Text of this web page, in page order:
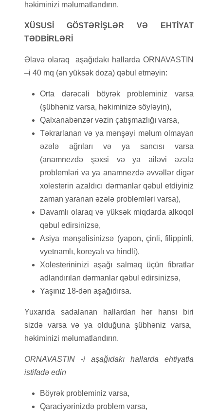
həkiminizi məlumatlandırın.
XÜSUSİ GÖSTƏRİŞLƏR VƏ EHTİYAT
TƏDBİRLƏRİ
Əlavə olaraq aşağıdakı hallarda ORNAVASTIN
–i 40 mq (ən yüksək doza) qəbul etməyin:
Orta dərəcəli böyrək probleminiz varsa
(şübhəniz varsa, həkiminizə söyləyin),
Qalxanabənzər vəzin çatışmazlığı varsa,
Təkrarlanan və ya mənşəyi məlum olmayan
əzələ ağrıları və ya sancısı varsa
(anamnezdə şəxsi və ya ailəvi əzələ
problemləri və ya anamnezdə əvvəllər digər
xolesterin azaldıcı dərmanlar qəbul etdiyiniz
zaman yaranan əzələ problemləri varsa),
Davamlı olaraq və yüksək miqdarda alkoqol
qəbul edirsinizsə,
Asiya mənşəlisinizsə (yapon, çinli, filippinli,
vyetnamlı, koreyalı və hindli),
Xolesterininizi aşağı salmaq üçün fibratlar
adlandırılan dərmanlar qəbul edirsinizsə,
Yaşınız 18-dən aşağıdırsa.
Yuxarıda sadalanan hallardan hər hansı biri
sizdə varsa və ya olduğuna şübhəniz varsa,
həkiminizi məlumatlandırın.
ORNAVASTIN -i aşağıdakı hallarda ehtiyatla
istifadə edin
Böyrək probleminiz varsa,
Qaraciyərinizdə problem varsa,